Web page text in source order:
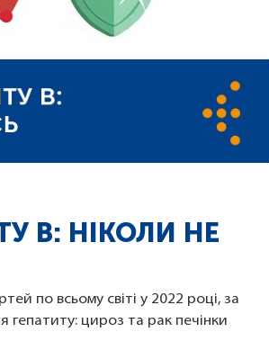
В: НІКОЛИ НЕ
по всьому світі у 2022 році, за
гепатиту: цироз та рак печінки